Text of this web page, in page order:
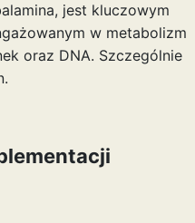
jest kluczowym
w metabolizm
oraz DNA. Szczególnie